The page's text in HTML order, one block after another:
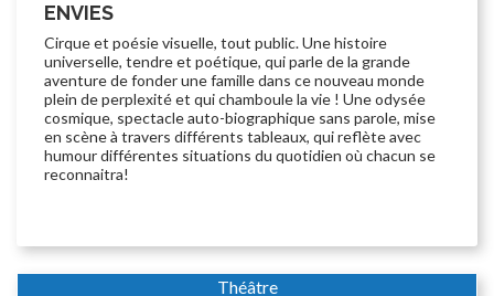
ENVIES
Cirque et poésie visuelle, tout public. Une histoire
universelle, tendre et poétique, qui parle de la grande
aventure de fonder une famille dans ce nouveau monde
plein de perplexité et qui chamboule la vie ! Une odysée
cosmique, spectacle auto-biographique sans parole, mise
en scène à travers différents tableaux, qui reflète avec
humour différentes situations du quotidien où chacun se
reconnaitra!
Théâtre